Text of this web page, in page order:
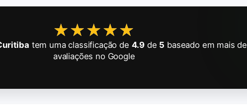
★★★★★
★★★★★
tem uma classificação de 4.9 de 5 baseado em mais de
avaliações no Google